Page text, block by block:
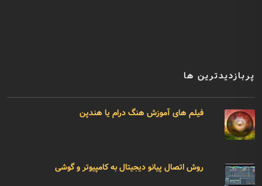
پربازدیدترین ها
فیلم های آموزش هنگ درام یا هندپن
روش اتصال پیانو دیجیتال به کامپیوتر و گوشی